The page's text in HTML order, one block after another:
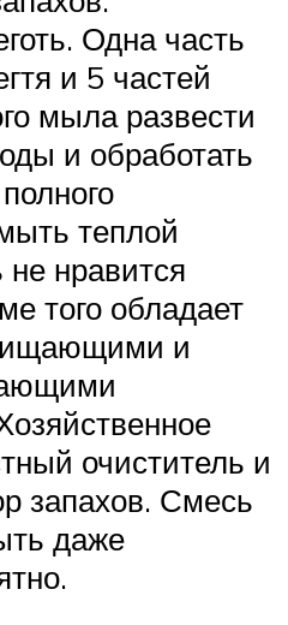
Одна часть
и 5 частей
мыла развести
и обработать
теплой
не нравится
того обладает
и
очиститель и
запахов. Смесь
даже